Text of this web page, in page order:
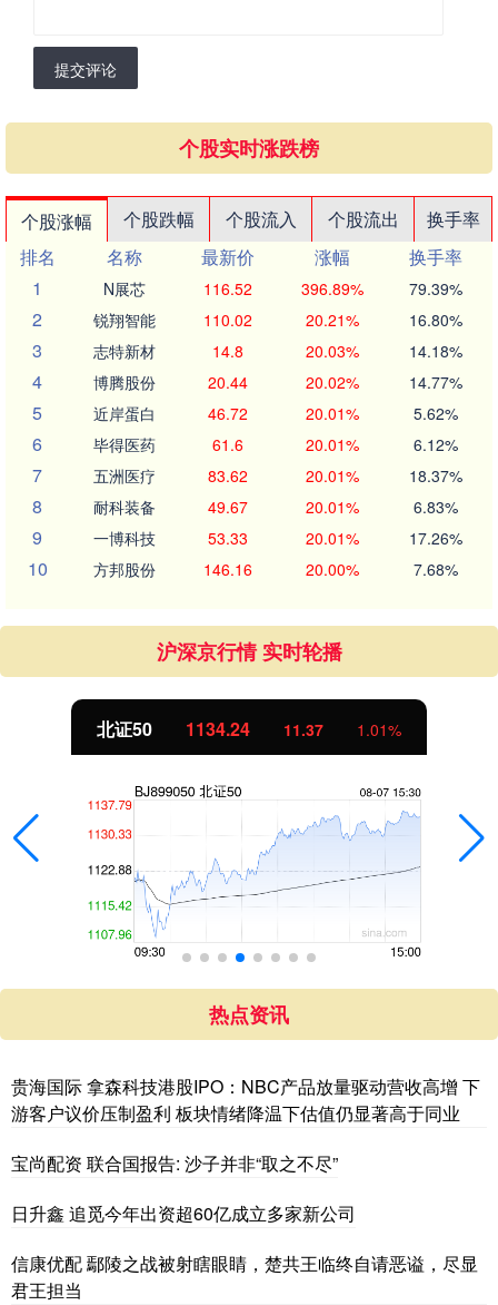
提交评论
个股实时涨跌榜
个股涨幅 个股跌幅 个股流入 个股流出
换手率
排名
名称 最新价 涨幅
换手率
1
N展芯 116.52 396.89% 79.39%
2 锐翔智能 110.02 20.21% 16.80%
3 志特新材 14.8 20.03% 14.18%
4 博腾股份 20.44 20.02% 14.77%
5 近岸蛋白 46.72 20.01% 5.62%
6 毕得医药 61.6 20.01% 6.12%
7 五洲医疗 83.62 20.01% 18.37%
8 耐科装备 49.67 20.01% 6.83%
9 一博科技 53.33 20.01% 17.26%
10 方邦股份 146.16 20.00% 7.68%
沪深京行情 实时轮播
北证50 1134.24 11.37 1.01%
热点资讯
贵海国际 拿森科技港股IPO：NBC产品放量驱动营收高增 下
游客户议价压制盈利 板块情绪降温下估值仍显著高于同业
宝尚配资 联合国报告: 沙子并非“取之不尽”
日升鑫 追觅今年出资超60亿成立多家新公司
信康优配 鄢陵之战被射瞎眼睛，楚共王临终自请恶谥，尽显
君王担当